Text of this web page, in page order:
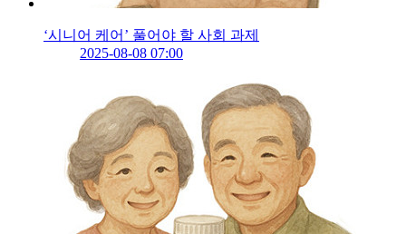
‘시니어 케어’ 풀어야 할 사회 과제
2025-08-08 07:00